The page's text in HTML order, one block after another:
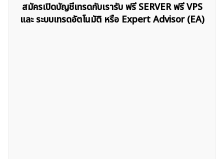
สมัครเปิดบัญชีเทรดกับเรารับ ฟรี SERVER ฟรี VPS
และ ระบบเทรดอัตโนมัติ หรือ Expert Advisor (EA)